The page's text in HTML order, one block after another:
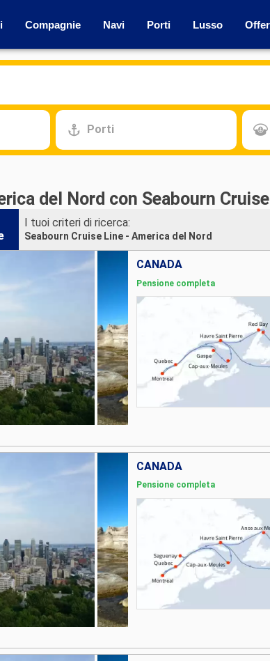
Compagnie Navi Porti Lusso
Porti
del Nord con Seabourn
I tuoi criteri di ricerca:
Seabourn Cruise Line - America del Nord
CANADA
Pensione completa
CANADA
Pensione completa